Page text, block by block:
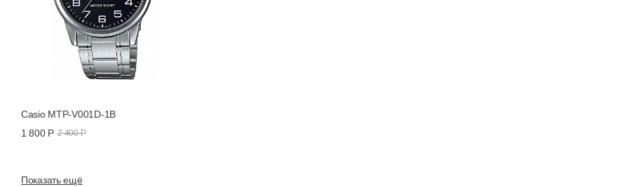
Casio MTP-V001D-1B
1 800 Р 2 400 Р
Показать ещё